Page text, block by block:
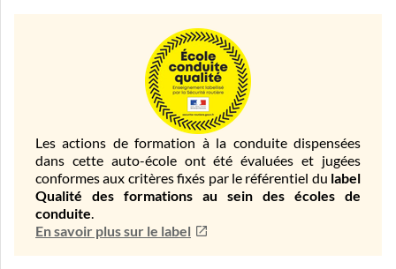
Les actions de formation à la conduite dispensées
dans cette auto-école ont été évaluées et jugées
conformes aux critères fixés par le référentiel du label
Qualité des formations au sein des écoles de
conduite.
En savoir plus sur le label